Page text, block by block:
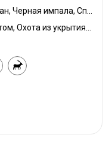
Грисбок капский, Анколе, Павиан, Черная импала, Спрингбок чёрный, Гну белохвостый, Гну голубой, Бонтбок, Зебра саванная (Бурчеллова), Бушпиг (кустарниковая свинья), Буйвол африканский, Бушбок капский, Иланд капский, Каракал, Блесбок, Дукер кустарниковый, Болотный козел, Спрингбок, Блесбок медный, Спрингбок медный, Утка, Куду восточно-капский, Лань, Турач, Орикс, Жираф, Гемсбок золотой, Гну золотой, Гусь, Косуля, Заяц, Цесарка шлемоносная, Импала, Спрингбок королевский, Королевский Гну, Антилопа прыгун, Редунка горный, Ньяла, Страус, Дикобраз, Южноафриканский Конгони, Личи красный, Роан, Гну королевский, Соболь, Блесбок седловидный, Импала седловидный, Стенбок, Козёл водный, Бонтбок белый, Белый спрингбок, Импала белобокая
Охота с луком, Охота с арбалетом, Охота из укрытия, Охота с карабином, Охота с подхода